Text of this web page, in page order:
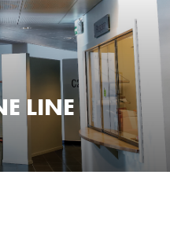
LINE